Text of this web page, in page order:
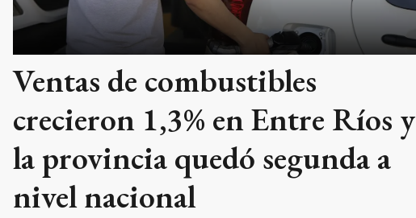
Ventas de combustibles
crecieron 1,3% en Entre Ríos y
la provincia quedó segunda a
nivel nacional